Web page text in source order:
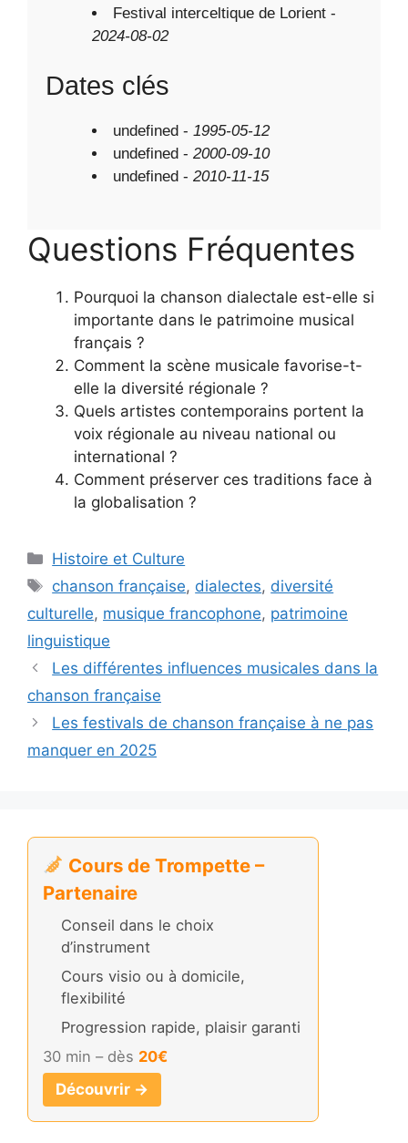
Festival interceltique de Lorient -
2024-08-02
Dates clés
undefined - 1995-05-12
undefined - 2000-09-10
undefined - 2010-11-15
Questions Fréquentes
Pourquoi la chanson dialectale est-elle si
importante dans le patrimoine musical
français ?
Comment la scène musicale favorise-t-
elle la diversité régionale ?
Quels artistes contemporains portent la
voix régionale au niveau national ou
international ?
Comment préserver ces traditions face à
la globalisation ?
Catégories
Histoire et Culture
Étiquettes
chanson française, dialectes, diversité
culturelle, musique francophone, patrimoine
linguistique
Les différentes influences musicales dans la
chanson française
Les festivals de chanson française à ne pas
manquer en 2025
Cours de Trompette –
Partenaire
Conseil dans le choix
d’instrument
Cours visio ou à domicile,
flexibilité
Progression rapide, plaisir garanti
30 min – dès 20€
Découvrir →